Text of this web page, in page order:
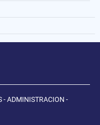
- ADMINISTRACION -